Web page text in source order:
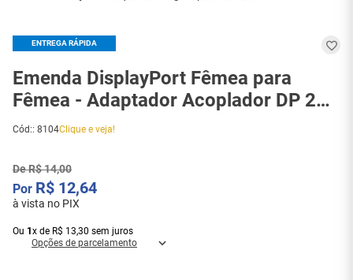
ENTREGA RÁPIDA
Emenda DisplayPort Fêmea para
Fêmea - Adaptador Acoplador DP 20
pinos - 8104
Cód:: 8104Clique e veja!
DeR$14,00
R$ 12,64
à vista no PIX
Ou 1 x de R$ 13,30 sem juros
Opções de parcelamento